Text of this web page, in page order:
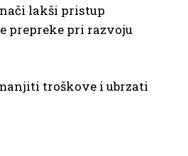
lakši pristup
prepreke pri razvoju
troškove i ubrzati